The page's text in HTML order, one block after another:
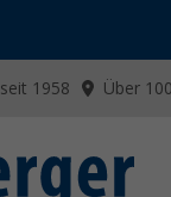
1958 Über